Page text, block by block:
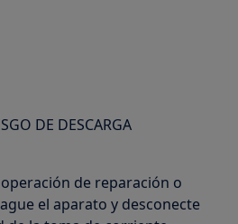
DE DESCARGA
de reparación o
el aparato y desconecte